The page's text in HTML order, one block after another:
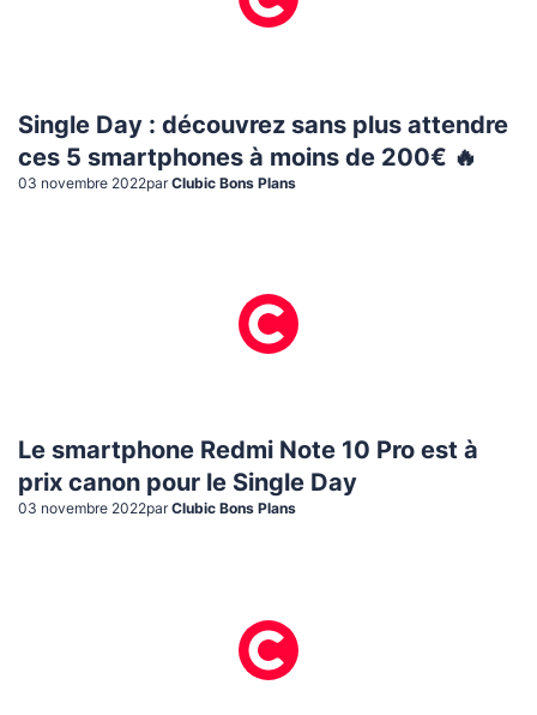
Single Day : découvrez sans plus attendre
ces 5 smartphones à moins de 200€ 🔥
03 novembre 2022par Clubic Bons Plans
Le smartphone Redmi Note 10 Pro est à
prix canon pour le Single Day
03 novembre 2022par Clubic Bons Plans